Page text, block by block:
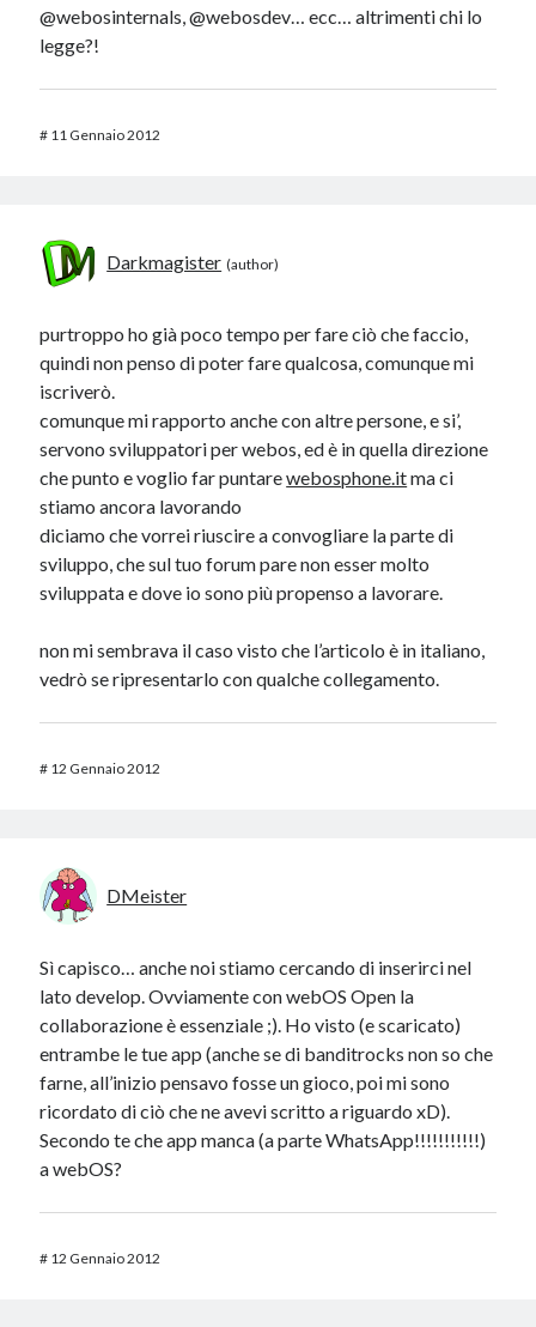
@webosinternals, @webosdev… ecc… altrimenti chi lo
legge?!
# 11 Gennaio 2012
Darkmagister
purtroppo ho già poco tempo per fare ciò che faccio,
quindi non penso di poter fare qualcosa, comunque mi
iscriverò.
comunque mi rapporto anche con altre persone, e si’,
servono sviluppatori per webos, ed è in quella direzione
che punto e voglio far puntarewebosphone.itma ci
stiamo ancora lavorando
diciamo che vorrei riuscire a convogliare la parte di
sviluppo, che sul tuo forum pare non esser molto
sviluppata e dove io sono più propenso a lavorare.
non mi sembrava il caso visto che l’articolo è in italiano,
vedrò se ripresentarlo con qualche collegamento.
# 12 Gennaio 2012
DMeister
Sì capisco… anche noi stiamo cercando di inserirci nel
lato develop. Ovviamente con webOS Open la
collaborazione è essenziale ;). Ho visto (e scaricato)
entrambe le tue app (anche se di banditrocks non so che
farne, all’inizio pensavo fosse un gioco, poi mi sono
ricordato di ciò che ne avevi scritto a riguardo xD).
Secondo te che app manca (a parte WhatsApp!!!!!!!!!!!)
a webOS?
# 12 Gennaio 2012